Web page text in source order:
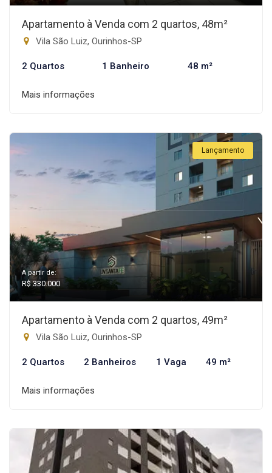
Apartamento à Venda com 2 quartos, 48m²
Vila São Luiz, Ourinhos-SP
2 Quartos 1 Banheiro 48 m²
Mais informações
Lançamento
A partir de:
R$ 330.000
Apartamento à Venda com 2 quartos, 49m²
Vila São Luiz, Ourinhos-SP
2 Quartos 2 Banheiros 1 Vaga 49 m²
Mais informações